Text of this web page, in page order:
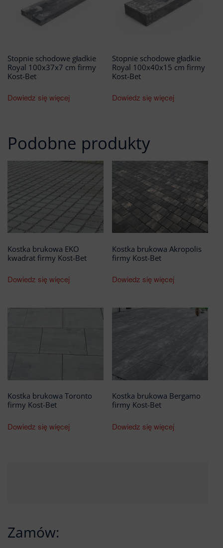
Stopnie schodowe gładkie
Royal 100x37x7 cm firmy
Kost-Bet
Dowiedz się więcej
Stopnie schodowe gładkie
Royal 100x40x15 cm firmy
Kost-Bet
Dowiedz się więcej
Podobne produkty
Kostka brukowa EKO
kwadrat firmy Kost-Bet
Dowiedz się więcej
Kostka brukowa Akropolis
firmy Kost-Bet
Dowiedz się więcej
Kostka brukowa Toronto
firmy Kost-Bet
Dowiedz się więcej
Kostka brukowa Bergamo
firmy Kost-Bet
Dowiedz się więcej
Zamów: